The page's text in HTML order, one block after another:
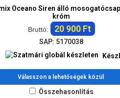
Oceano Siren álló
króm
Bruttó:
20 900 Ft
SAP: 5170038
Válasszon a lehetőségek közül
Összehasonlítás